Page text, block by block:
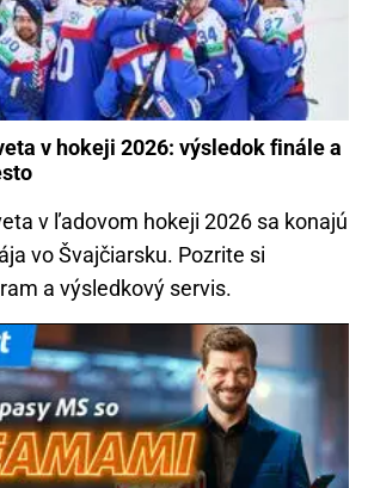
v hokeji 2026: výsledok finále a
v ľadovom hokeji 2026 sa konajú
vo Švajčiarsku. Pozrite si
a výsledkový servis.